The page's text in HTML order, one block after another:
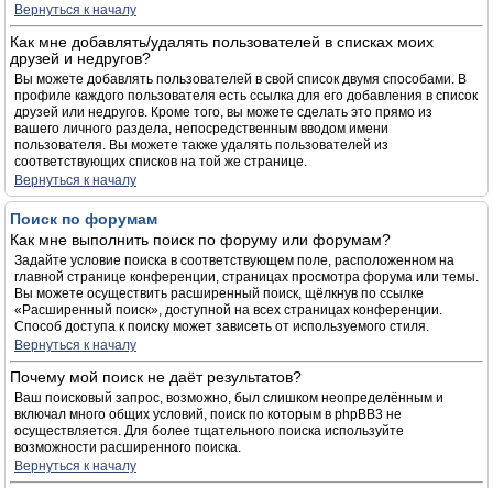
Вернуться к началу
Как мне добавлять/удалять пользователей в списках моих
друзей и недругов?
Вы можете добавлять пользователей в свой список двумя способами. В
профиле каждого пользователя есть ссылка для его добавления в список
друзей или недругов. Кроме того, вы можете сделать это прямо из
вашего личного раздела, непосредственным вводом имени
пользователя. Вы можете также удалять пользователей из
соответствующих списков на той же странице.
Вернуться к началу
Поиск по форумам
Как мне выполнить поиск по форуму или форумам?
Задайте условие поиска в соответствующем поле, расположенном на
главной странице конференции, страницах просмотра форума или темы.
Вы можете осуществить расширенный поиск, щёлкнув по ссылке
«Расширенный поиск», доступной на всех страницах конференции.
Способ доступа к поиску может зависеть от используемого стиля.
Вернуться к началу
Почему мой поиск не даёт результатов?
Ваш поисковый запрос, возможно, был слишком неопределённым и
включал много общих условий, поиск по которым в phpBB3 не
осуществляется. Для более тщательного поиска используйте
возможности расширенного поиска.
Вернуться к началу